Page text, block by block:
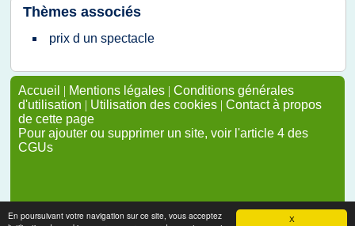
X
En poursuivant votre navigation sur ce site, vous acceptez
Thèmes associés
prix d un spectacle
Accueil | Mentions légales | Conditions générales
d'utilisation | Utilisation des cookies | Contact à propos
de cette page
Pour ajouter ou supprimer un site, voir l'article 4 des
CGUs